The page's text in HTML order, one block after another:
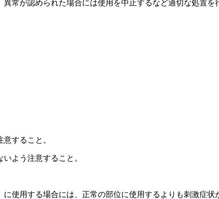
常が認められた場合には使用を中止するなど適切な処置を
すること。
よう注意すること。
使用する場合には、正常の部位に使用するよりも刺激症状